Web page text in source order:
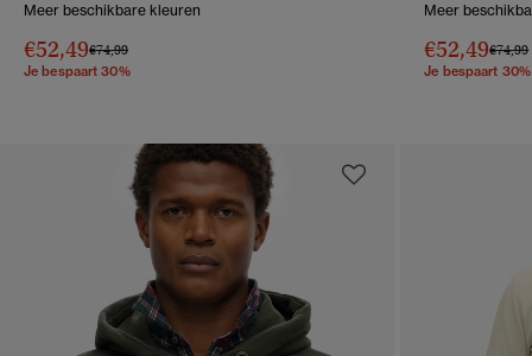
Meer beschikbare kleuren
€52,49Prijs verlaagd van
€74,99naar
Je bespaart 30%
Meer
€52,49Prijs
€74,99
Je bespaart 30%